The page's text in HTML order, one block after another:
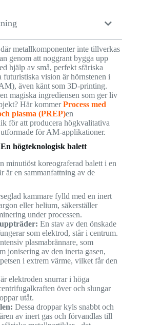
metallkomponenter inte tillverkas
genom att noggrant bygga upp
hjälp av små, perfekt sfäriska
futuristiska vision är hörnstenen i
även känt som 3D-printing.
magiska ingrediensen som ger liv
Här kommerProcess med
plasma (PREP)en
för att producera högkvalitativa
för AM-applikationer.
högteknologisk balett
minutiöst koreograferad balett i en
är en sammanfattning av de
kammare fylld med en inert
eller helium, säkerställer
under processen.
En stav av den önskade
som elektrod, står i centrum.
plasmabrännare, som
jonisering av den inerta gasen,
i extrem värme, vilket får den
elektroden snurrar i höga
över och slungar
utåt.
Dessa droppar kyls snabbt och
av inert gas och förvandlas till